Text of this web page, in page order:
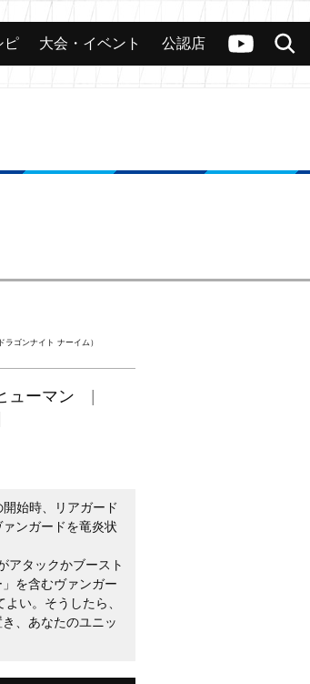
ヴァンガードch
検索
大会 公認店舗 その他
ピ 大会・イベント 公認店
ドラゴンナイト ナーイム）
ューマン
始時、リアガード
ンガードを竜炎状
アタックかブースト
を含むヴァンガー
い。そうしたら、
、あなたのユニッ